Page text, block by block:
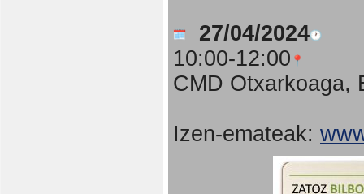
27/04/2024
10:00-12:00
CMD Otxarkoaga,
Izen-emateak: